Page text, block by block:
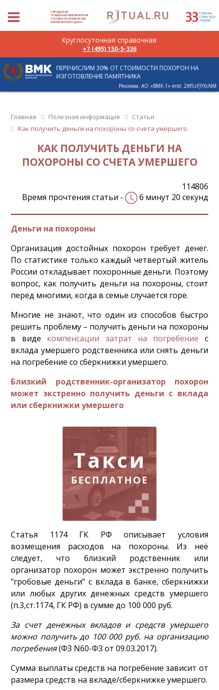
ГОРОДСКАЯ
СПЕЦИАЛИЗИРОВАННАЯ
СЛУЖБА ПО ВОПРОСАМ
ПОХОРОННОГО ДЕЛА
ПЕРЕЧИСЛИМ 30% ОТ СТОИМОСТИ ПОХОРОН НА
ИЗГОТОВЛЕНИЕ ПАМЯТНИКА
Реклама. АО «ВМК-1» erid: 2W5zFJYXcNM
Главная Полезная информация
Статьи
Как получить деньги на похороны со счета умершего
КАК ПОЛУЧИТЬ ДЕНЬГИ НА
ПОХОРОНЫ СО СЧЕТА УМЕРШЕГО
114806
Время прочтения статьи -
6 минут 20 секунд
Деньги на похороны
Организация достойных похорон требует денег.
По статистике только каждый четвертый житель
России откладывает похоронные деньги. Поэтому
вопрос, как получить деньги на похороны, стоит
перед многими, когда в семье случается горе.
Многие не знают, что один из способов быстро
решить проблему – получить деньги на похороны
в виде компенсации затрат на погребение с
вклада умершего родственника или снять деньги
на погребение со сберкнижки умершего.
Близкий родственник-организатор похорон
может экстренно получить деньги с вклада
или сберкнижки умершего
Такси
БЕСПЛАТНОЕ
Статья 1174 ГК РФ описывает условия
возмещения расходов на похороны. Из неё
следует, что близкий родственник или
организатор похорон может экстренно получить
"гробовые деньги" с вклада в банке, сберкнижки
или любых других денежных средств умершего
(п.3,ст.1174, ГК РФ) в сумме до 100 000 руб.
За счет денежных вкладов и средств умершего
можно получить до 100 000 руб. на организацию
погребения(ФЗ N60-Ф3 от 09.03.2017).
Сумма выплаты средств на погребение зависит от
размера средств на вкладе/сберкнижке умершего.
Круглосуточная справочная
+7 (495) 150-5-336